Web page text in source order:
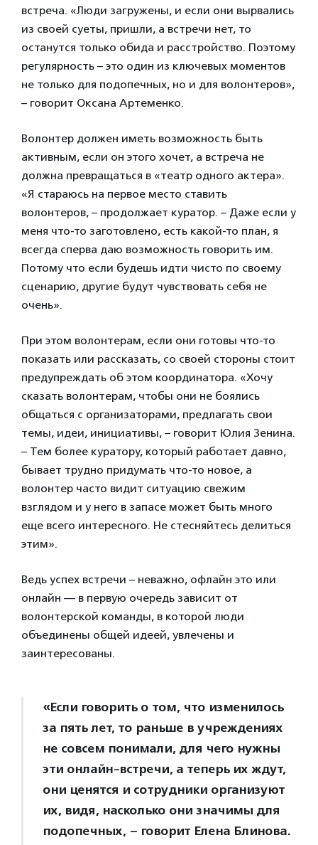
встреча. «Люди загружены, и если они вырвались
из своей суеты, пришли, а встречи нет, то
останутся только обида и расстройство. Поэтому
регулярность – это один из ключевых моментов
не только для подопечных, но и для волонтеров»,
– говорит Оксана Артеменко.
Волонтер должен иметь возможность быть
активным, если он этого хочет, а встреча не
должна превращаться в «театр одного актера».
«Я стараюсь на первое место ставить
волонтеров, – продолжает куратор. – Даже если у
меня что-то заготовлено, есть какой-то план, я
всегда сперва даю возможность говорить им.
Потому что если будешь идти чисто по своему
сценарию, другие будут чувствовать себя не
очень».
При этом волонтерам, если они готовы что-то
показать или рассказать, со своей стороны стоит
предупреждать об этом координатора. «Хочу
сказать волонтерам, чтобы они не боялись
общаться с организаторами, предлагать свои
темы, идеи, инициативы, – говорит Юлия Зенина.
– Тем более куратору, который работает давно,
бывает трудно придумать что-то новое, а
волонтер часто видит ситуацию свежим
взглядом и у него в запасе может быть много
еще всего интересного. Не стесняйтесь делиться
этим».
Ведь успех встречи – неважно, офлайн это или
онлайн — в первую очередь зависит от
волонтерской команды, в которой люди
объединены общей идеей, увлечены и
заинтересованы.
«Если говорить о том, что изменилось
за пять лет, то раньше в учреждениях
не совсем понимали, для чего нужны
эти онлайн-встречи, а теперь их ждут,
они ценятся и сотрудники организуют
их, видя, насколько они значимы для
подопечных, – говорит Елена Блинова.